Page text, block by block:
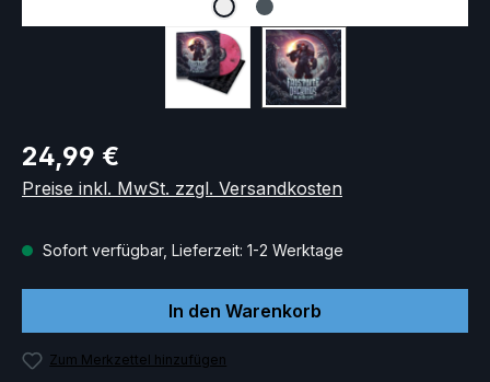
Regulärer Preis:
24,99 €
Preise inkl. MwSt. zzgl. Versandkosten
Sofort verfügbar, Lieferzeit: 1-2 Werktage
In den Warenkorb
Zum Merkzettel hinzufügen